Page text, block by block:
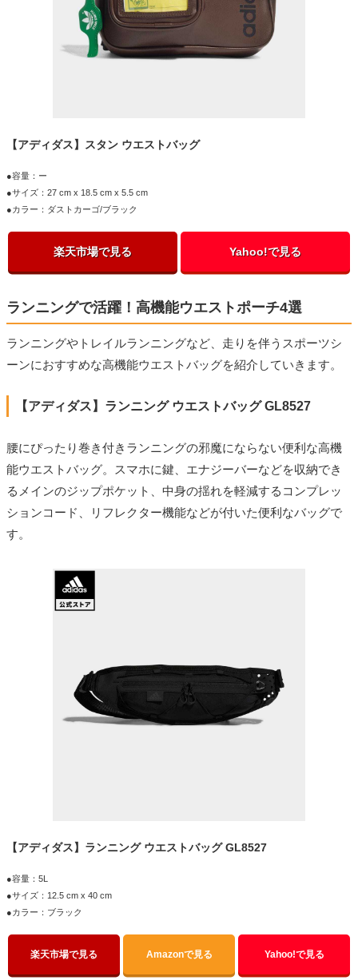
【アディダス】スタン ウエストバッグ
●容量：ー
●サイズ：27 cm x 18.5 cm x 5.5 cm
●カラー：ダストカーゴ/ブラック
楽天市場で見る Yahoo!で見る
ランニングで活躍！高機能ウエストポーチ4選
ランニングやトレイルランニングなど、走りを伴うスポーツシ
ーンにおすすめな高機能ウエストバッグを紹介していきます。
【アディダス】ランニング ウエストバッグ GL8527
腰にぴったり巻き付きランニングの邪魔にならない便利な高機
能ウエストバッグ。スマホに鍵、エナジーバーなどを収納でき
るメインのジップポケット、中身の揺れを軽減するコンプレッ
ションコード、リフレクター機能などが付いた便利なバッグで
す。
【アディダス】ランニング ウエストバッグ GL8527
●容量：5L
●サイズ：12.5 cm x 40 cm
●カラー：ブラック
楽天市場で見る Amazonで見る Yahoo!で見る